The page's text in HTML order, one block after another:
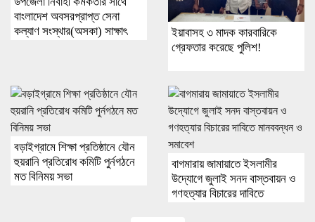
বাংলাদেশ অবসরপ্রাপ্ত সেনা
কল্যাণ সংস্থার(অসকা) সাক্ষাৎ ​
ইয়াবাসহ ৩ মাদক কারবারিকে
গ্রেফতার করেছে পুলিশ!
বড়াইগ্রামে শিক্ষা প্রতিষ্ঠানে যৌন
হুয়রানি প্রতিরোধ কমিটি পুর্নগঠনে
মত বিনিময় সভা
বাগমারায় জামায়াতে ইসলামীর
উদ্যোগে জুলাই সনদ বাস্তবায়ন ও
গণহত্যার বিচারের দাবিতে